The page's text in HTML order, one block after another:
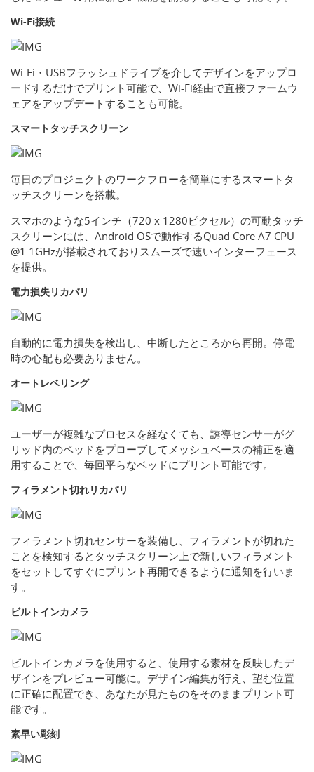
Wi-Fi接続
Wi-Fi・USBフラッシュドライブを介してデザインをアップロ
ードするだけでプリント可能で、Wi-Fi経由で直接ファームウ
ェアをアップデートすることも可能。
スマートタッチスクリーン
毎日のプロジェクトのワークフローを簡単にするスマートタ
ッチスクリーンを搭載。
スマホのような5インチ（720 x 1280ピクセル）の可動タッチ
スクリーンには、Android OSで動作するQuad Core A7 CPU
@1.1GHzが搭載されておりスムーズで速いインターフェース
を提供。
電力損失リカバリ
自動的に電力損失を検出し、中断したところから再開。停電
時の心配も必要ありません。
オートレベリング
ユーザーが複雑なプロセスを経なくても、誘導センサーがグ
リッド内のベッドをプローブしてメッシュベースの補正を適
用することで、毎回平らなベッドにプリント可能です。
フィラメント切れリカバリ
フィラメント切れセンサーを装備し、フィラメントが切れた
ことを検知するとタッチスクリーン上で新しいフィラメント
をセットしてすぐにプリント再開できるように通知を行いま
す。
ビルトインカメラ
ビルトインカメラを使用すると、使用する素材を反映したデ
ザインをプレビュー可能に。デザイン編集が行え、望む位置
に正確に配置でき、あなたが見たものをそのままプリント可
能です。
素早い彫刻